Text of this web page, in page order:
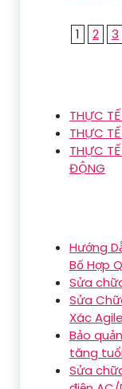
1 2 3
THỰC
THỰC
THỰC
ĐỘNG
Hướng
Bố Hợp
Sửa
Sửa
Xác
Bảo
tăng
Sửa